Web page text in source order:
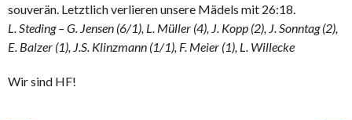
souverän. Letztlich verlieren unsere Mädels mit 26:18.
L. Steding – G. Jensen (6/1), L. Müller (4), J. Kopp (2), J. Sonntag (2),
E. Balzer (1), J.S. Klinzmann (1/1), F. Meier (1), L. Willecke
Wir sind HF!